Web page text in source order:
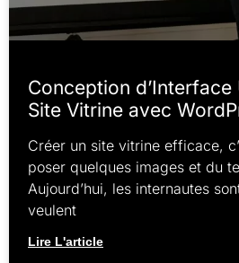
Conception
Site Vitrine avec
Créer un site vitrine efficace,
poser quelques images et du
Aujourd’hui, les internautes
veulent
Lire L'article